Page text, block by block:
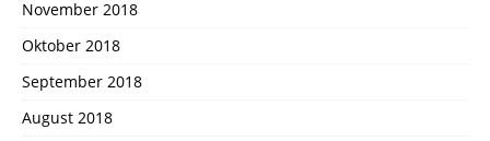
November 2018
Oktober 2018
September 2018
August 2018